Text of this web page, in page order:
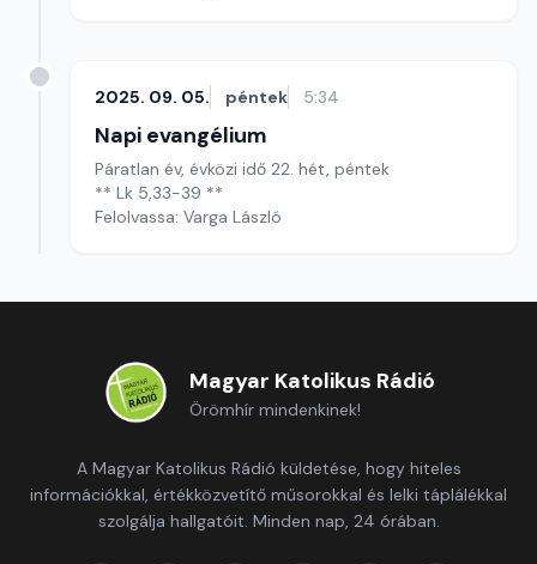
2025. 09. 05. péntek 5:34
Napi evangélium
Páratlan év, évközi idő 22. hét, péntek
** Lk 5,33-39 **
Felolvassa: Varga László
Magyar Katolikus Rádió
Örömhír mindenkinek!
A Magyar Katolikus Rádió küldetése, hogy hiteles
információkkal, értékközvetítő műsorokkal és lelki táplálékkal
szolgálja hallgatóit. Minden nap, 24 órában.